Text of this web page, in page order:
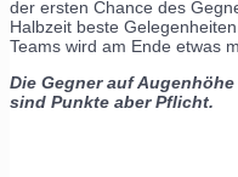
der ersten Chance des
Halbzeit beste
Teams wird am Ende etwas
Die Gegner auf
sind Punkte aber Pflicht.